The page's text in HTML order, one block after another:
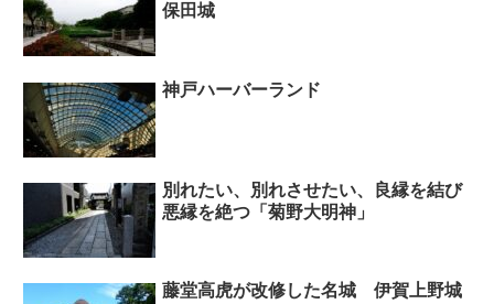
保田城
神戸ハーバーランド
別れたい、別れさせたい、良縁を結び
悪縁を絶つ「菊野大明神」
藤堂高虎が改修した名城 伊賀上野城